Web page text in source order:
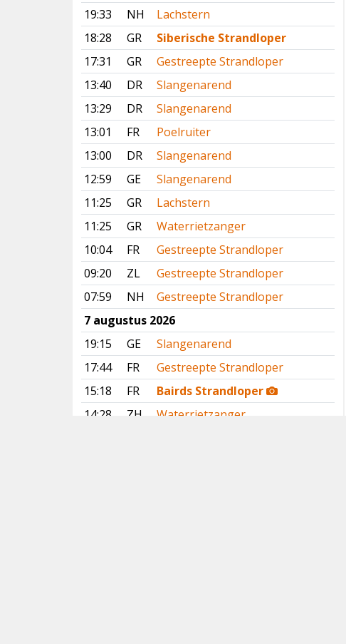
19:33
NH
Lachstern
18:28
GR
Siberische Strandloper
17:31
GR
Gestreepte Strandloper
13:40
DR
Slangenarend
13:29
DR
Slangenarend
13:01
FR
Poelruiter
13:00
DR
Slangenarend
12:59
GE
Slangenarend
11:25
GR
Lachstern
11:25
GR
Waterrietzanger
10:04
FR
Gestreepte Strandloper
09:20
ZL
Gestreepte Strandloper
07:59
NH
Gestreepte Strandloper
7 augustus 2026
19:15
GE
Slangenarend
17:44
FR
Gestreepte Strandloper
15:18
FR
Bairds Strandloper
14:28
ZH
Waterrietzanger